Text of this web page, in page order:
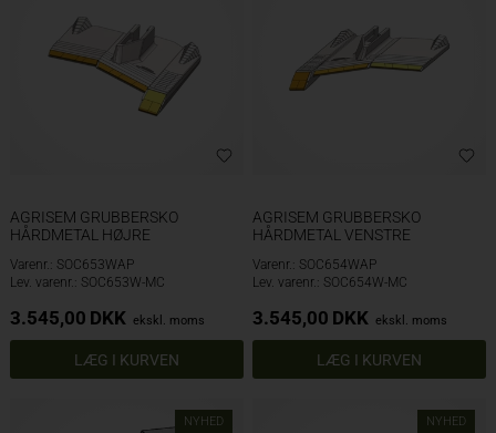
AGRISEM GRUBBERSKO
HÅRDMETAL HØJRE
Varenr.: SOC653WAP
Lev. varenr.: SOC653W-MC
3.545,00 DKK ekskl. moms
AGRISEM GRUBBERSKO
HÅRDMETAL VENSTRE
Varenr.: SOC654WAP
Lev. varenr.: SOC654W-MC
3.545,00 DKK ekskl. moms
NYHED NYHED